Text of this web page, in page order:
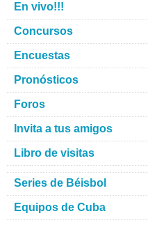
En vivo!!!
Concursos
Encuestas
Pronósticos
Foros
Invita a tus amigos
Libro de visitas
Series de Béisbol
Equipos de Cuba